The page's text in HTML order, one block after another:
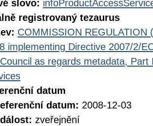
slovo:
registrovaný tezaurus
COMMISSION REGULATION
implementing Directive 2007/2/
as regards metadata,
datum
datum: 2008-12-03
zveřejnění